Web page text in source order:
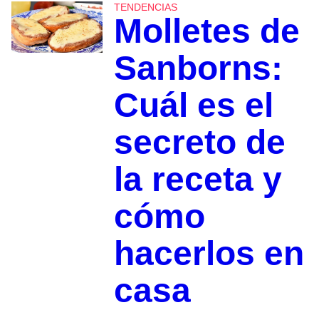
TENDENCIAS
Molletes de
Sanborns:
Cuál es el
secreto de
la receta y
cómo
hacerlos en
casa